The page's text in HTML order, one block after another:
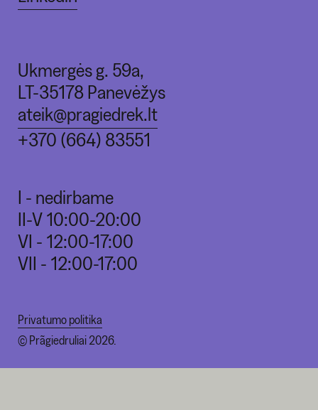
Ukmergės g. 59a,
LT-35178 Panevėžys
ateik@pragiedrek.lt
+370 (664) 83551
I - nedirbame
II-V 10:00-20:00
VI - 12:00-17:00
VII - 12:00-17:00
Privatumo politika
© Prãgiedruliai 2026.